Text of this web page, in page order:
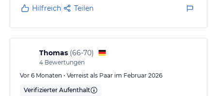
Hilfreich Teilen
Thomas (66-70)
4 Bewertungen
Vor 6 Monaten • Verreist als Paar im Februar 2026
Verifizierter Aufenthalt